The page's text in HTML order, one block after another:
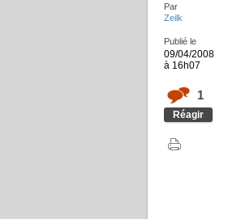
Par
Zeilk
Publié le
09/04/2008
à 16h07
1
Réagir